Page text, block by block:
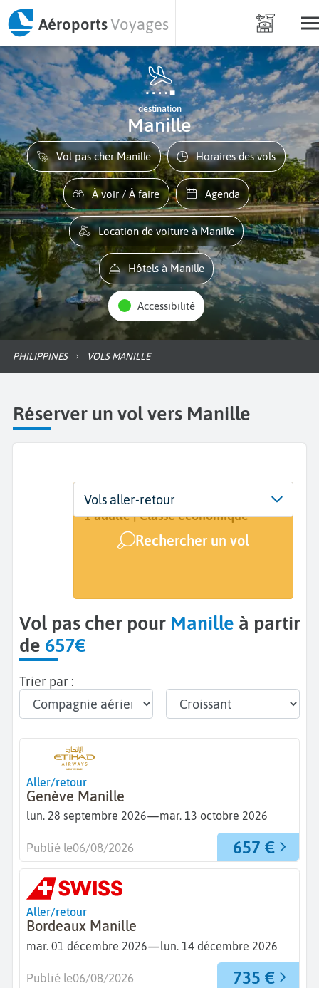
AéroportsVoyages
destination
Manille
Vol pas cher Manille Horaires des vols
À voir / À faire Agenda
Location de voiture à Manille
Hôtels à Manille
Accessibilité
PHILIPPINES VOLS MANILLE
Réserver un vol vers Manille
Départ
De...
Dates
Dates de votre voyage
Voyageurs | Classe
1 adulte | Classe économique
Rechercher un vol
Vols aller-retour
Vol pas cher pour Manille à partir
de 657€
Trier par :
Aller/retour
Genève Manille
lun. 28 septembre 2026—mar. 13 octobre 2026
657 €
Publié le06/08/2026
Aller/retour
Bordeaux Manille
mar. 01 décembre 2026—lun. 14 décembre 2026
735 €
Publié le06/08/2026